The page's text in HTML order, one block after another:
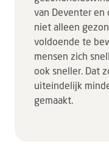
van Deventer en
niet alleen
voldoende te
mensen zich
ook sneller. Dat
uiteindelijk
gemaakt.